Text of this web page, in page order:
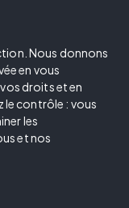
Nous donnons
en vous
droits et en
le contrôle : vous
les
et nos